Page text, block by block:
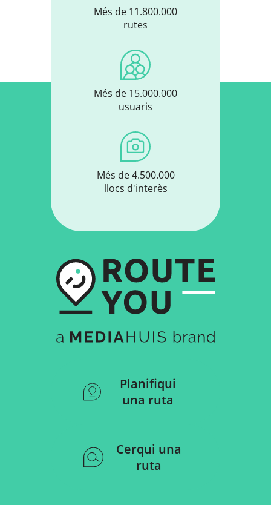
Més de 11.800.000
rutes
Més de 15.000.000
usuaris
Més de 4.500.000
llocs d'interès
Planifiqui
una ruta
Cerqui una
ruta